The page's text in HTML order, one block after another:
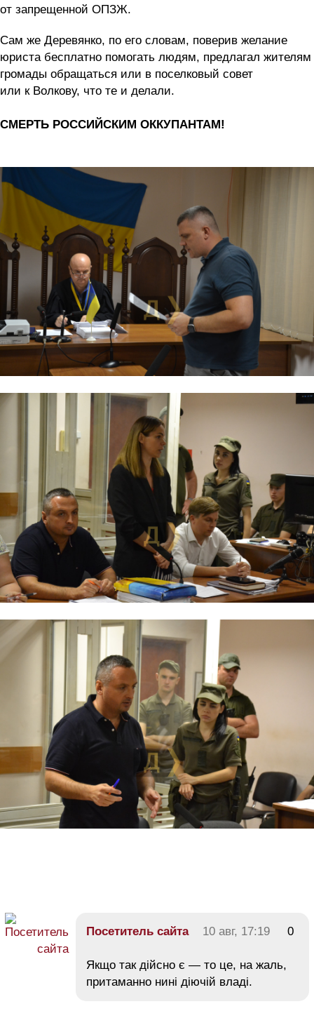
от запрещенной ОПЗЖ.
Сам же Деревянко, по его словам, поверив желание
юриста бесплатно помогать людям, предлагал жителям
громады обращаться или в поселковый совет
или к Волкову, что те и делали.
СМЕРТЬ РОССИЙСКИМ ОККУПАНТАМ!
Посетитель сайта 10 авг, 17:19 0
Якщо так дійсно є — то це, на жаль,
притаманно нині діючій владі.